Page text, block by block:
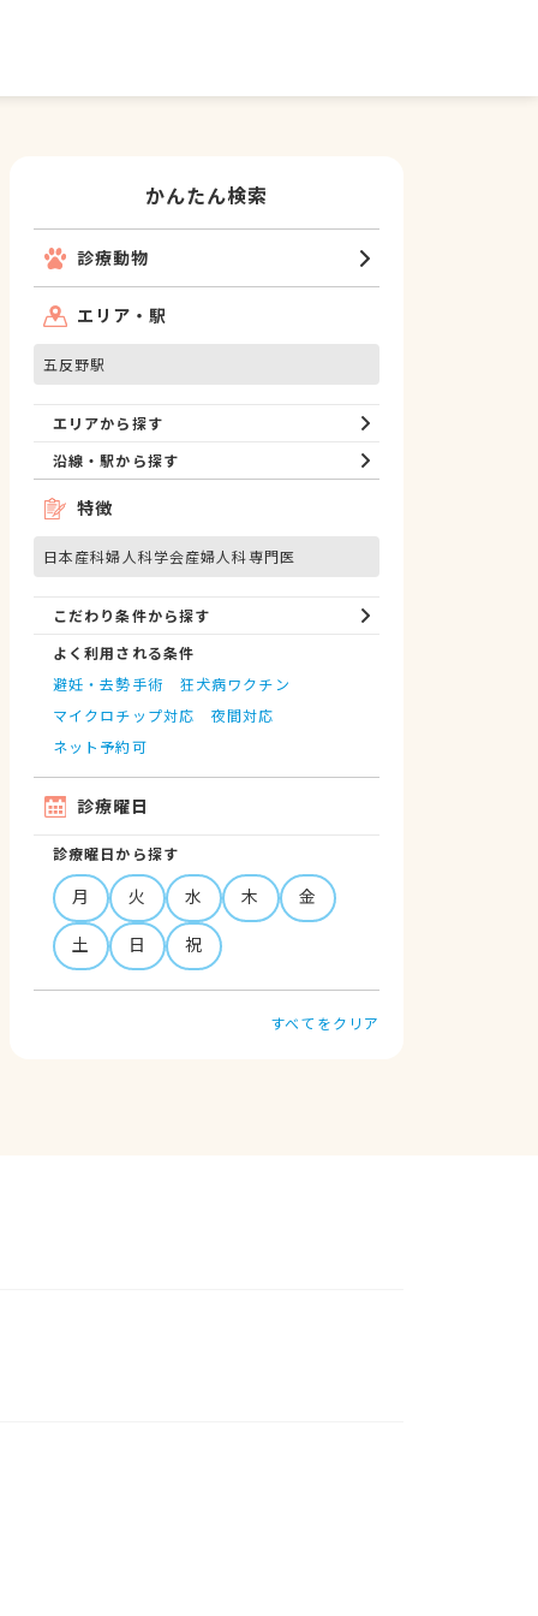
かんたん検索
診療動物
エリア・駅
五反野駅
エリアから探す
沿線・駅から探す
特徴
日本産科婦人科学会産婦人科専門医
こだわり条件から探す
よく利用される条件
避妊・去勢手術
狂犬病ワクチン
マイクロチップ対応
夜間対応
ネット予約可
診療曜日
診療曜日から探す
月 火 水 木
金
土
日 祝
すべてをクリア